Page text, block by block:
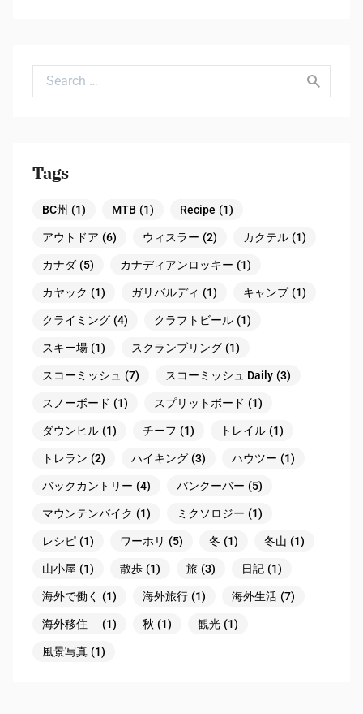
Search for:
Tags
BC州 (1) MTB (1) Recipe (1)
アウトドア (6) ウィスラー (2) カクテル (1)
カナダ (5) カナディアンロッキー (1)
カヤック (1) ガリバルディ (1) キャンプ (1)
クライミング (4) クラフトビール (1)
スキー場 (1) スクランブリング (1)
スコーミッシュ (7) スコーミッシュ Daily (3)
スノーボード (1) スプリットボード (1)
ダウンヒル (1) チーフ (1) トレイル (1)
トレラン (2) ハイキング (3) ハウツー (1)
バックカントリー (4) バンクーバー (5)
マウンテンバイク (1) ミクソロジー (1)
レシピ (1) ワーホリ (5) 冬 (1) 冬山 (1)
山小屋 (1) 散歩 (1) 旅 (3) 日記 (1)
海外で働く (1) 海外旅行 (1) 海外生活 (7)
海外移住 (1) 秋 (1) 観光 (1)
風景写真 (1)